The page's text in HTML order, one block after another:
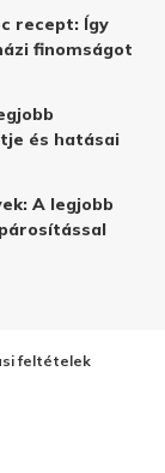
recept: Így
finomságot
és hatásai
A legjobb
feltételek